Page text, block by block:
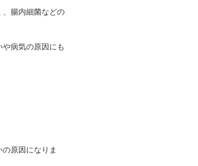
腸内細菌などの
病気の原因にも
原因になりま